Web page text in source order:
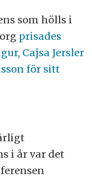
som hölls i
prisades
Cajsa Jersler
för sitt
i år var det